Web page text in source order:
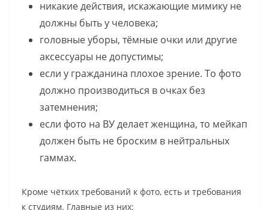
никакие действия, искажающие мимику не
должны быть у человека;
головные уборы, тёмные очки или другие
аксессуары не допустимы;
если у гражданина плохое зрение. То фото
должно производиться в очках без
затемнения;
если фото на ВУ делает женщина, то мейкап
должен быть не броским в нейтральных
гаммах.
Кроме чётких требований к фото, есть и требования
к студиям. Главные из них: